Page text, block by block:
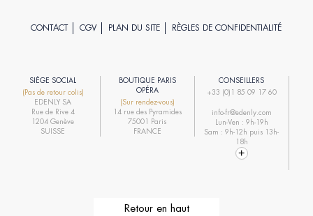
CONTACT CGV PLAN DU SITE RÈGLES DE CONFIDENTIALITÉ
SIÈGE SOCIAL
(Pas de retour colis)
EDENLY SA
Rue de Rive 4
1204 Genève
SUISSE
BOUTIQUE PARIS
OPÉRA
(Sur rendez-vous)
14 rue des Pyramides
75001 Paris
FRANCE
CONSEILLERS
+33 (0)1 85 09 17 60
info-fr@edenly.com
Lun-Ven : 9h-19h
Sam : 9h-12h puis 13h-
18h
Retour en haut